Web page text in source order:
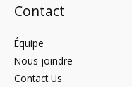
Contact
Équipe
Nous joindre
Contact Us